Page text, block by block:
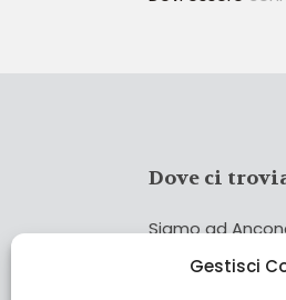
Gestisci
Dove ci
Siamo ad
coprire tutta